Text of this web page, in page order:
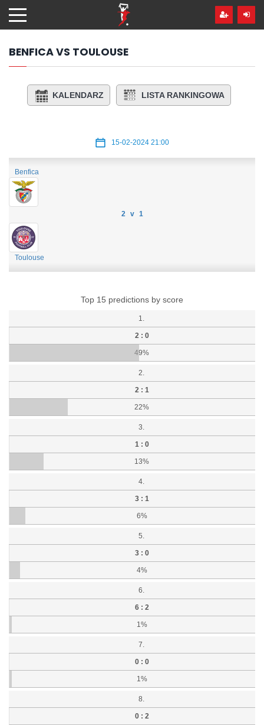
hdo
treści
BENFICA VS TOULOUSE
KALENDARZ LISTA RANKINGOWA
15-02-2024 21:00
Benfica
2 v 1
Toulouse
Top 15 predictions by score
1.
2 : 0
49%
2.
2 : 1
22%
3.
1 : 0
13%
4.
3 : 1
6%
5.
3 : 0
4%
6.
6 : 2
1%
7.
0 : 0
1%
8.
0 : 2